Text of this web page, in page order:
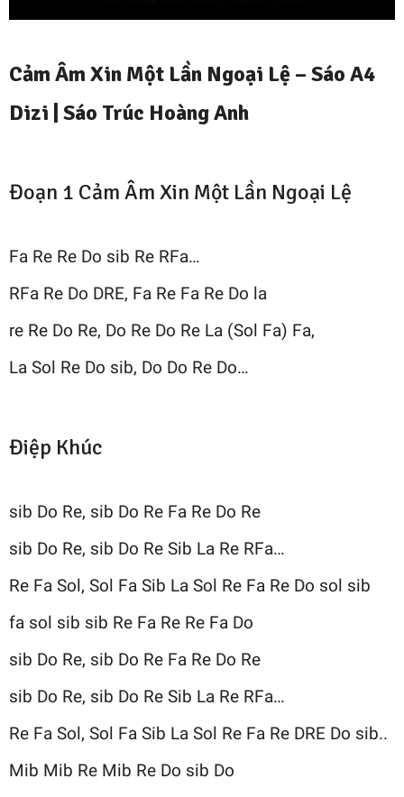
Cảm Âm Xin Một Lần Ngoại Lệ – Sáo A4
Dizi Sáo Trúc Hoàng Anh
Đoạn 1 Cảm Âm Xin Một Lần Ngoại Lệ
Fa Re Re Do sib Re RFa…
RFa Re Do DRE, Fa Re Fa Re Do la
re Re Do Re, Do Re Do Re La (Sol Fa) Fa,
La Sol Re Do sib, Do Do Re Do…
Điệp Khúc
sib Do Re, sib Do Re Fa Re Do Re
sib Do Re, sib Do Re Sib La Re RFa…
Re Fa Sol, Sol Fa Sib La Sol Re Fa Re Do sol sib
fa sol sib sib Re Fa Re Re Fa Do
sib Do Re, sib Do Re Fa Re Do Re
sib Do Re, sib Do Re Sib La Re RFa…
Re Fa Sol, Sol Fa Sib La Sol Re Fa Re DRE Do sib..
Mib Mib Re Mib Re Do sib Do